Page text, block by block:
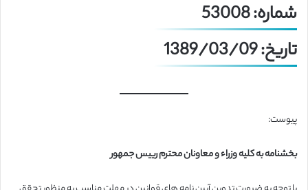
شماره: 53008
تاریخ: 1389/03/09
پیوست:
بخشنامه به کلیه وزراء و معاونان محترم رییس جمهور